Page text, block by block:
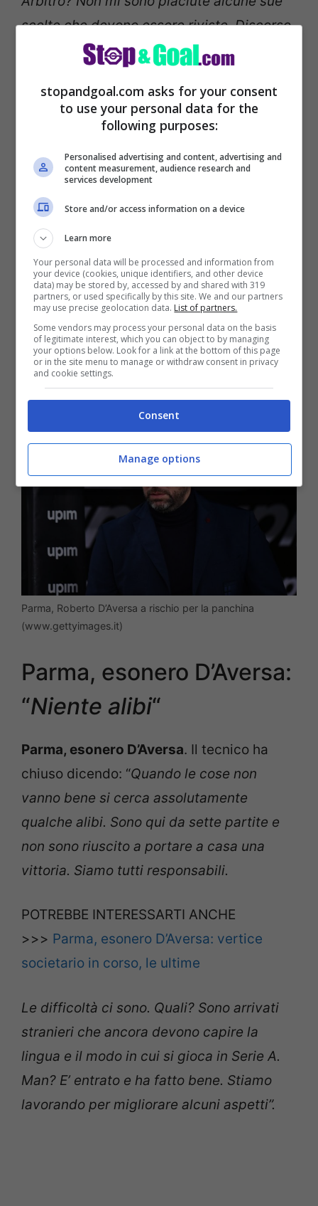
scelte che devono essere riviste. Discorso
che vale sia per la mia squadra che per
che falli. Continuiamo a guardare a noi
LEGGI ANCHE >>>Parma, D’Aversa:
“Esonero? Non dormo la notte”
Parma, Roberto D’Aversa a rischio per la panchina
(www.gettyimages.it)
Parma, esonero D’Aversa:
“Niente alibi“
Parma, esonero D’Aversa. Il tecnico ha
chiuso dicendo: “Quando le cose non
vanno bene si cerca assolutamente
qualche alibi. Sono qui da sette partite e
non sono riuscito a portare a casa una
vittoria. Siamo tutti responsabili.
POTREBBE INTERESSARTI ANCHE
>>> Parma, esonero D’Aversa: vertice
societario in corso, le ultime
Le difficoltà ci sono. Quali? Sono arrivati
stranieri che ancora devono capire la
lingua e il modo in cui si gioca in Serie A.
Man? E’ entrato e ha fatto bene. Stiamo
lavorando per migliorare alcuni aspetti”.
stopandgoal.com asks for your consent
to use your personal data for the
following purposes:
Personalised advertising and content, advertising and
content measurement, audience research and
services development
Store and/or access information on a device
Learn more
Your personal data will be processed and information from
your device (cookies, unique identifiers, and other device
data) may be stored by, accessed by and shared with 319
partners, or used specifically by this site. We and our partners
may use precise geolocation data. List of partners.
Some vendors may process your personal data on the basis
of legitimate interest, which you can object to by managing
your options below. Look for a link at the bottom of this page
or in the site menu to manage or withdraw consent in privacy
and cookie settings.
Consent
Manage options